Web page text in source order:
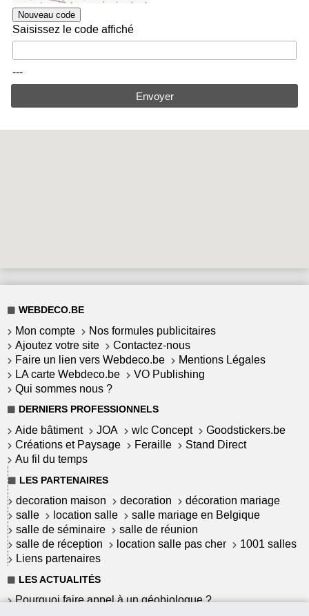
Nouveau code
Saisissez le code affiché
---
Envoyer
WEBDECO.BE
Mon compte
Nos formules publicitaires
Ajoutez votre site
Contactez-nous
Faire un lien vers Webdeco.be
Mentions Légales
LA carte Webdeco.be
VO Publishing
Qui sommes nous ?
DERNIERS PROFESSIONNELS
Aide bâtiment JOA wlc Concept
Goodstickers.be
Créations et Paysage
Feraille
Stand Direct
Au fil du temps
LES PARTENAIRES
decoration maison decoration
décoration mariage
salle
location salle
salle mariage en Belgique
salle de séminaire
salle de réunion
salle de réception
location salle pas cher
1001 salles
Liens partenaires
LES ACTUALITÉS
Pourquoi faire appel à un géobiologue ?